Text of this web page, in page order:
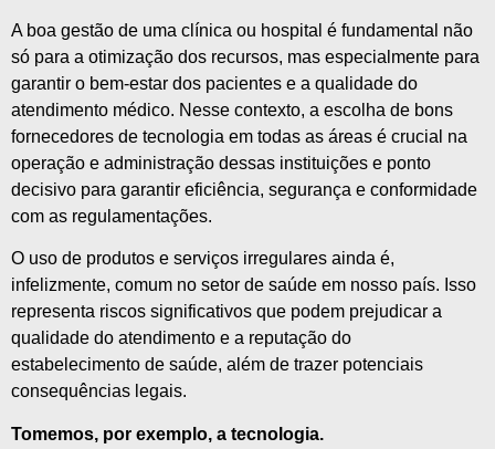
A boa gestão de uma clínica ou hospital é fundamental não
só para a otimização dos recursos, mas especialmente para
garantir o bem-estar dos pacientes e a qualidade do
atendimento médico. Nesse contexto, a escolha de bons
fornecedores de tecnologia em todas as áreas é crucial na
operação e administração dessas instituições e ponto
decisivo para garantir eficiência, segurança e conformidade
com as regulamentações.
O uso de produtos e serviços irregulares ainda é,
infelizmente, comum no setor de saúde em nosso país. Isso
representa riscos significativos que podem prejudicar a
qualidade do atendimento e a reputação do
estabelecimento de saúde, além de trazer potenciais
consequências legais.
Tomemos, por exemplo, a tecnologia.